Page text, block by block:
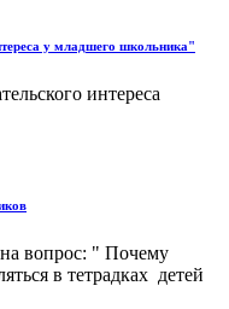
у младшего школьника"
интереса
вопрос: " Почему
в тетрадках детей